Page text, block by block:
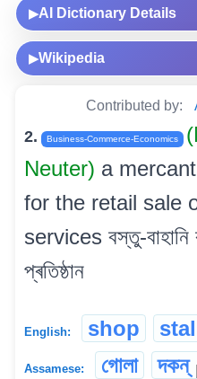
▶AI Dictionary Details
▶Wikipedia
Contributed by:
2. Business-Commerce-Economics
Neuter) a
for the retail sale
services বস্তু-বাহানি
প্ৰতিষ্ঠান
English: shop
Assamese: গোলা দকন্